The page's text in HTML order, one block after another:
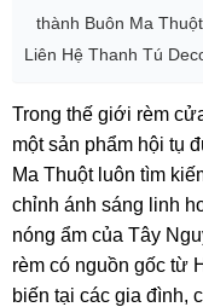
thành Buôn Ma
Liên Hệ Thanh Tú
Trong thế giới rèm
một sản phẩm hội tụ
Ma Thuột luôn tìm
chỉnh ánh sáng linh
nóng ẩm của Tây
rèm có nguồn gốc từ
biến tại các gia đình,